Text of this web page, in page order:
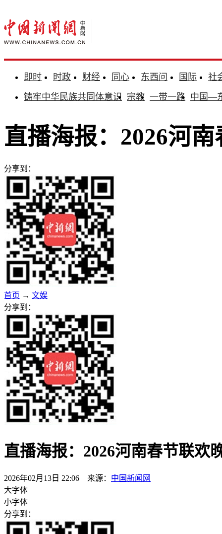
即时 时政 财经 同心 东西问 国际
社
铸牢中华民族共同体意识 宗教 一带一路 中国—
直播海报：2026河
分享到：
首页 → 文娱
分享到：
直播海报：2026河南春节联欢
2026年02月13日 22:06 来源： 中国新闻网
大字体
小字体
分享到：